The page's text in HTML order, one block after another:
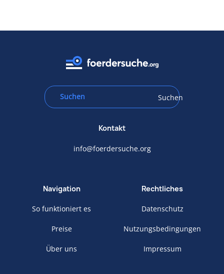
Suchen
Kontakt
info@foerdersuche.org
Navigation
So funktioniert es
Preise
Über uns
Rechtliches
Datenschutz
Nutzungsbedingungen
Impressum